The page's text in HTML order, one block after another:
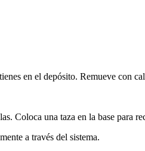
en el depósito. Remueve con
Coloca una taza en la base para
a través del sistema.